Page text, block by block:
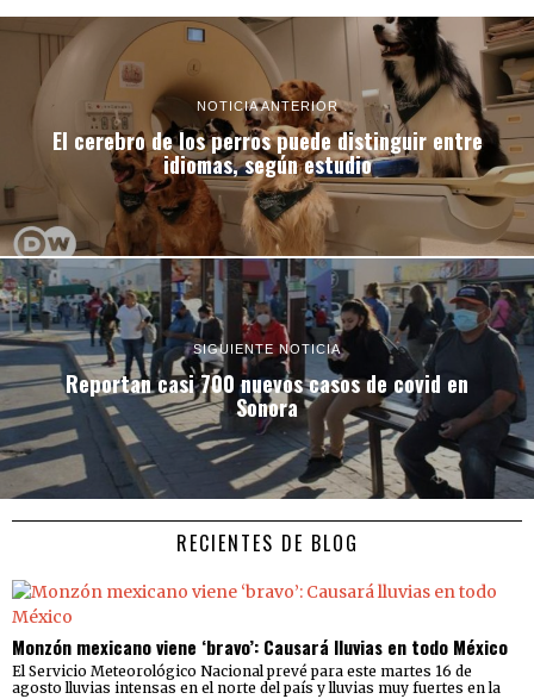
NOTICIA ANTERIOR
El cerebro de los perros puede distinguir entre
idiomas, según estudio
SIGUIENTE NOTICIA
Reportan casi 700 nuevos casos de covid en
Sonora
RECIENTES DE BLOG
Monzón mexicano viene ‘bravo’: Causará lluvias en todo México
El Servicio Meteorológico Nacional prevé para este martes 16 de
agosto lluvias intensas en el norte del país y lluvias muy fuertes en la